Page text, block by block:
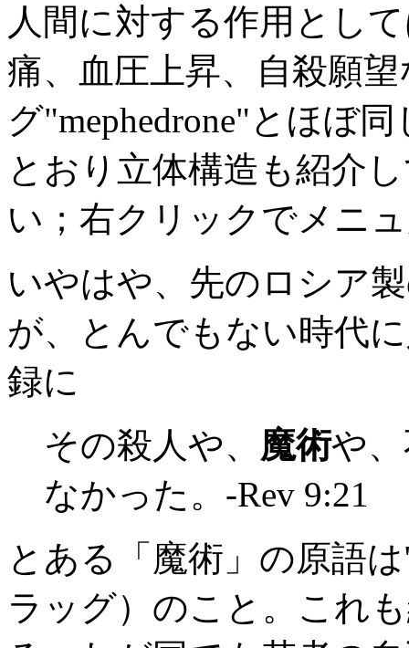
人間に対する作用とし
痛、血圧上昇、自殺願
グ"mephedrone"とほぼ
とおり立体構造も紹介
い；右クリックでメニ
いやはや、先のロシア
が、とんでもない時代
録に
その殺人や、 魔術や
なかった。-Rev 9:21
とある「魔術」の原語
ラッグ）のこと。これ